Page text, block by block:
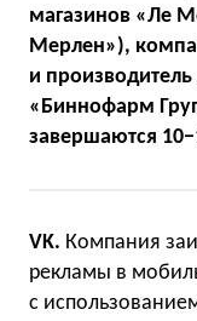
магазинов «Ле
Мерлен»),
и
«Биннофарм
завершаются
VK. Компания
рекламы в
с